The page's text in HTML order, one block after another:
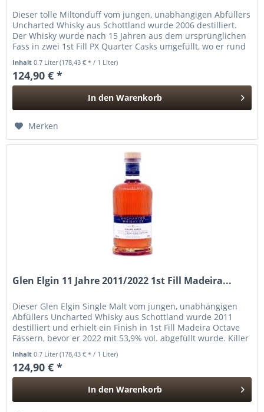
Dieser tolle Miltonduff vom jungen, unabhängigen Abfüllers
Uncharted Whisky aus Schottland wurde 2006 destilliert.
Der Whisky wurde nach 15 Jahren aus dem ursprünglichen
Fass in zwei 1st Fill PX Quarter Casks umgefüllt, wo er rund
Inhalt0.7 Liter(178,43 € * / 1 Liter)
124,90 € *
In den Warenkorb
Merken
Glen Elgin 11 Jahre 2011/2022 1st Fill Madeira...
Dieser Glen Elgin Single Malt vom jungen, unabhängigen
Abfüllers Uncharted Whisky aus Schottland wurde 2011
destilliert und erhielt ein Finish in 1st Fill Madeira Octave
Fässern, bevor er 2022 mit 53,9% vol. abgefüllt wurde. Killer
Inhalt0.7 Liter(178,43 € * / 1 Liter)
124,90 € *
In den Warenkorb